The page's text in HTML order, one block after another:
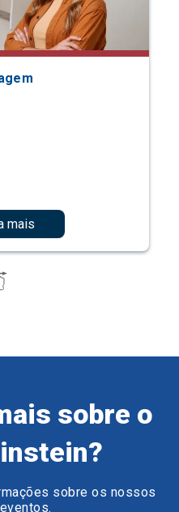
mais
sobre o
sobre os nossos